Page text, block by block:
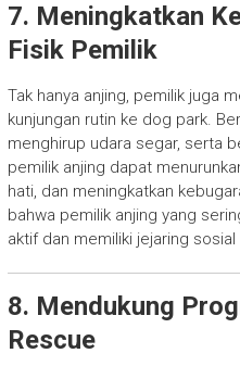
7. Meningkatkan
Fisik Pemilik
Tak hanya anjing, pemilik juga
kunjungan rutin ke dog park.
menghirup udara segar, serta
pemilik anjing dapat
hati, dan meningkatkan
bahwa pemilik anjing yang
aktif dan memiliki jejaring sosial
8. Mendukung
Rescue